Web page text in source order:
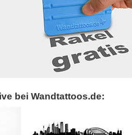
bei Wandtattoos.de: